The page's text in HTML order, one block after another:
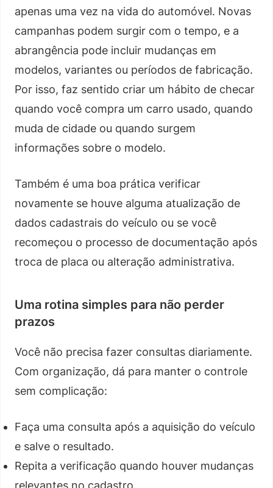
apenas uma vez na vida do automóvel. Novas
campanhas podem surgir com o tempo, e a
abrangência pode incluir mudanças em
modelos, variantes ou períodos de fabricação.
Por isso, faz sentido criar um hábito de checar
quando você compra um carro usado, quando
muda de cidade ou quando surgem
informações sobre o modelo.
Também é uma boa prática verificar
novamente se houve alguma atualização de
dados cadastrais do veículo ou se você
recomeçou o processo de documentação após
troca de placa ou alteração administrativa.
Uma rotina simples para não perder
prazos
Você não precisa fazer consultas diariamente.
Com organização, dá para manter o controle
sem complicação:
Faça uma consulta após a aquisição do veículo
e salve o resultado.
Repita a verificação quando houver mudanças
relevantes no cadastro.